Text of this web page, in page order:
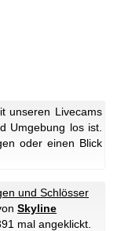
unseren Livecams
Umgebung los ist.
oder einen Blick
und Schlösser
Skyline
mal angeklickt.